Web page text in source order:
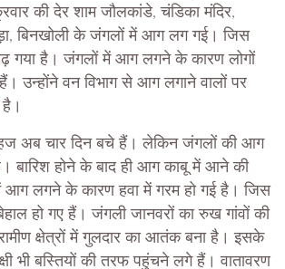
की देर शाम जौलकांडे, चंडिका मंदिर,
बिनखोली के जंगलों में आग लग गई। जिस
गया है। जंगलों में आग लगने के कारण लोगों
उन्होंने वन विभाग से आग लगाने वालों पर
है।
अब चार दिन बचे हैं। लेकिन जंगलों की आग
बारिश होने के बाद ही आग काबू में आने की
आग लगने के कारण हवा में गरम हो गई है। जिस
हो गए हैं। जंगली जानवरों का रुख गांवों की
क्षेत्रों में गुलदार का आतंक बना है। इसके
भी बस्तियों की तरफ पहुंचने लगे हैं। वातावरण